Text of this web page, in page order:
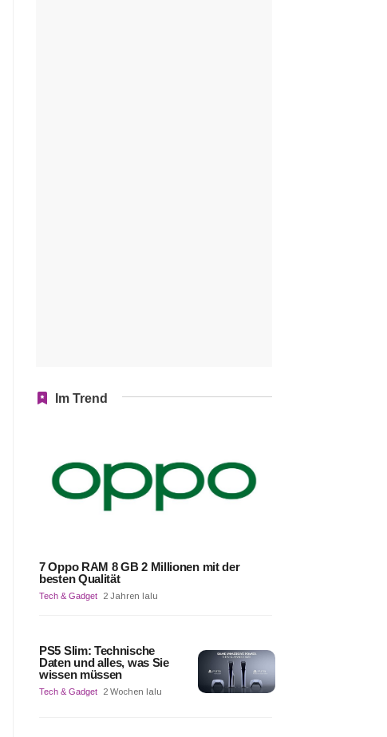
Im Trend
7 Oppo RAM 8 GB 2 Millionen mit der
besten Qualität
Tech & Gadget 2 Jahren lalu
PS5 Slim: Technische
Daten und alles, was Sie
wissen müssen
Tech & Gadget 2 Wochen lalu